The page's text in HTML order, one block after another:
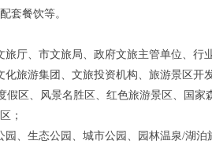
套餐饮等。
旅厅、市文旅局、政府文旅主管单位、行
化旅游集团、文旅投资机构、旅游景区开
假区、风景名胜区、红色旅游景区、国
；
园、生态公园、城市公园、园林温泉/湖泊